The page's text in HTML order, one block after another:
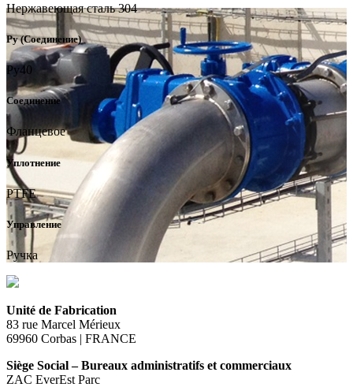
Нержавеющая сталь 304
Ру (Соединение)
Ру40
Соединение
Фланцевое
Уплотнение
PTFE
Управление
Ручка
Unité de Fabrication
83 rue Marcel Mérieux
69960 Corbas | FRANCE
Siège Social – Bureaux administratifs et commerciaux
ZAC EverEst Parc